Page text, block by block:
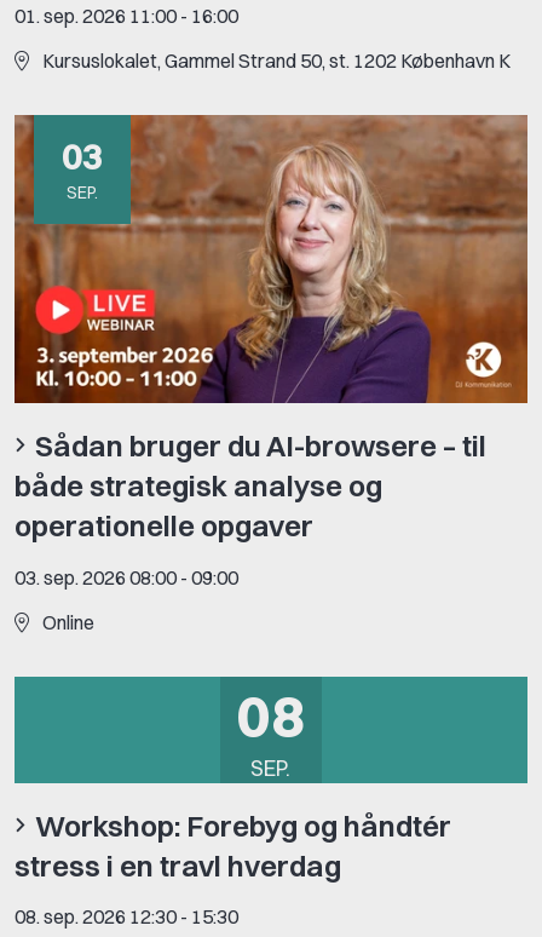
01. sep. 2026 11:00 - 16:00
Kursuslokalet, Gammel Strand 50, st. 1202 København K
03
SEP.
Sådan bruger du AI-browsere – til
både strategisk analyse og
operationelle opgaver
03. sep. 2026 08:00 - 09:00
Online
08
SEP.
Workshop: Forebyg og håndtér
stress i en travl hverdag
08. sep. 2026 12:30 - 15:30